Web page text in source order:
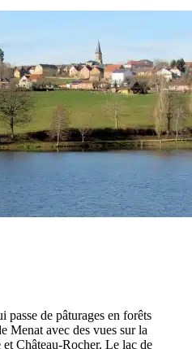
de pâturages en forêts
Menat avec des vues sur la
Château-Rocher. Le lac de